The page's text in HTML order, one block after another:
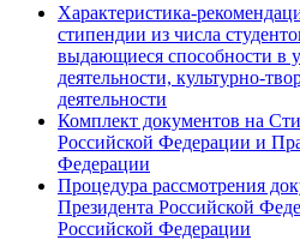
Характеристика-
стипендии из числа
выдающиеся способности в
деятельности, культурно-
деятельности
Комплект документов на
Российской Федерации и
Федерации
Процедура рассмотрения
Президента Российской
Российской Федерации